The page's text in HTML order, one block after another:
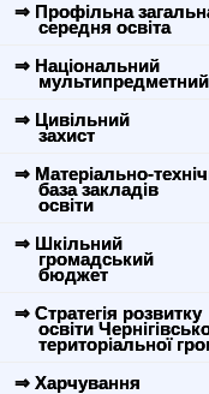
⇒ Профільна
середня освіта
⇒ Національний
мультипредметний
⇒ Цивільний
захист
⇒ Матеріально-
база закладів
освіти
⇒ Шкільний
громадський
бюджет
⇒ Стратегія розвитку
освіти
територіальної
⇒ Харчування